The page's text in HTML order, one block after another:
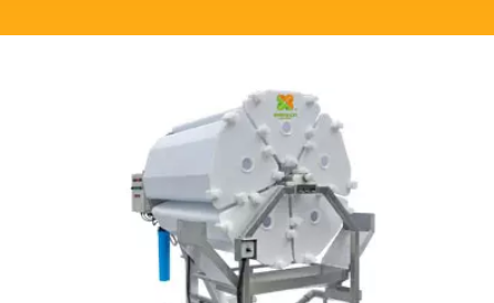
SALU, ALFALFA-
GRODDAR
PRODUKTIONSLINJE,
ALFALFA-GRODDAR
ODLINGSMASKIN,